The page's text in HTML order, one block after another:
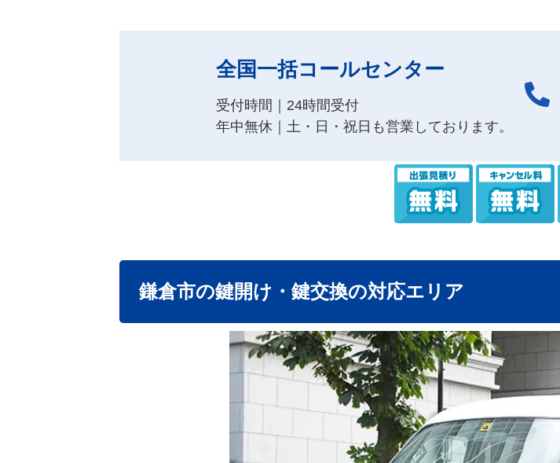
全国一括コールセンター
受付時間｜24時間受付
年中無休｜土・日・祝日も営業しております。
鎌倉市の鍵開け・鍵交換の対応エリア